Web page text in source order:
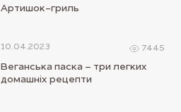
Артишок-гриль
10.04.2023
Веганська паска – три легких
домашніх рецепти
7445